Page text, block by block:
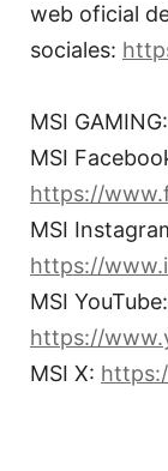
web oficial
sociales:
MSI GAMING:
MSI
https://
MSI
https://
MSI YouTube:
https://
MSI X: